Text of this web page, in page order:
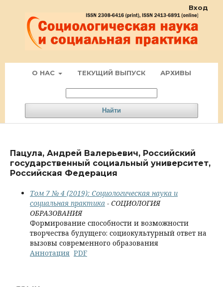
О НАС ТЕКУЩИЙ ВЫПУСК АРХИВЫ
Найти
Вход
Пацула, Андрей Валерьевич, Российский
государственный социальный университет,
Российская Федерация
Том 7 № 4 (2019): Социологическая наука и
социальная практика - СОЦИОЛОГИЯ
ОБРАЗОВАНИЯ
Формирование способности и возможности
творчества будущего: социокультурный ответ на
вызовы современного образования
Аннотация PDF